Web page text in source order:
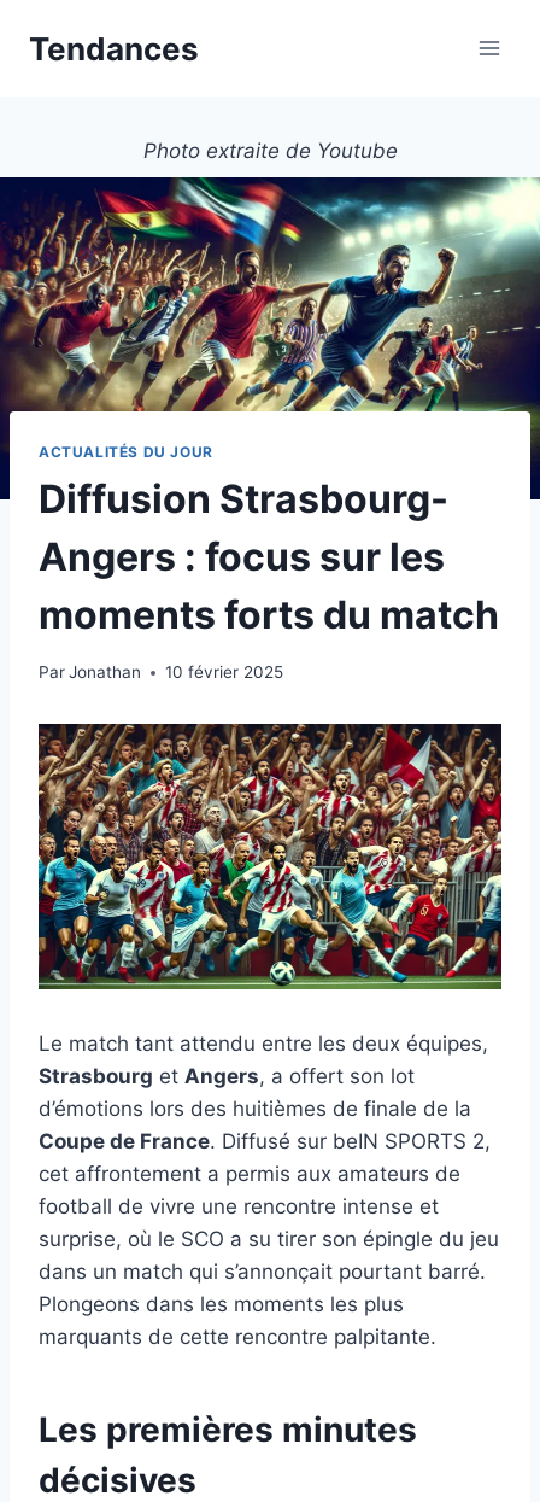
Tendances
Photo extraite de Youtube
ACTUALITÉS DU JOUR
Diffusion Strasbourg-
Angers : focus sur les
moments forts du match
ParJonathan 10 février 2025
Le match tant attendu entre les deux équipes,
Strasbourg et Angers, a offert son lot
d’émotions lors des huitièmes de finale de la
Coupe de France. Diffusé sur beIN SPORTS 2,
cet affrontement a permis aux amateurs de
football de vivre une rencontre intense et
surprise, où le SCO a su tirer son épingle du jeu
dans un match qui s’annonçait pourtant barré.
Plongeons dans les moments les plus
marquants de cette rencontre palpitante.
Les premières minutes
décisives